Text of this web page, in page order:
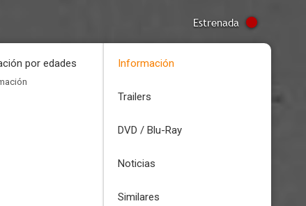
Estrenada
por edades Información
Trailers
DVD / Blu-Ray
Noticias
Similares